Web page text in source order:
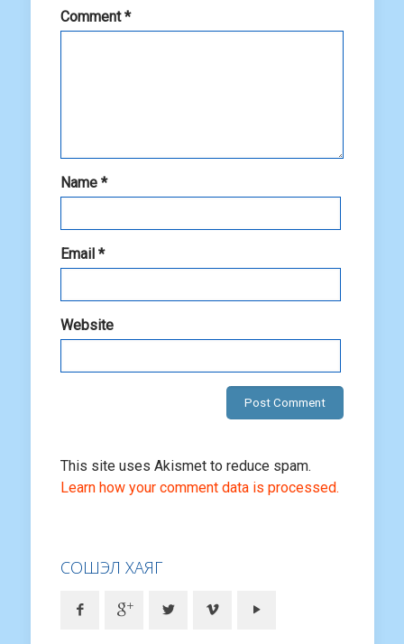
Comment*
Name *
Email *
Website
This site uses Akismet to reduce spam.
Learn how your comment data is processed.
СОШЭЛ ХАЯГ